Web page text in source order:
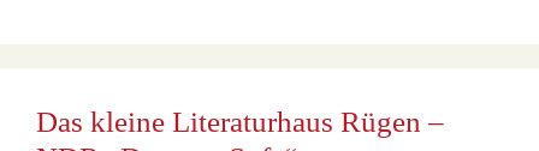
Das kleine Literaturhaus Rügen –